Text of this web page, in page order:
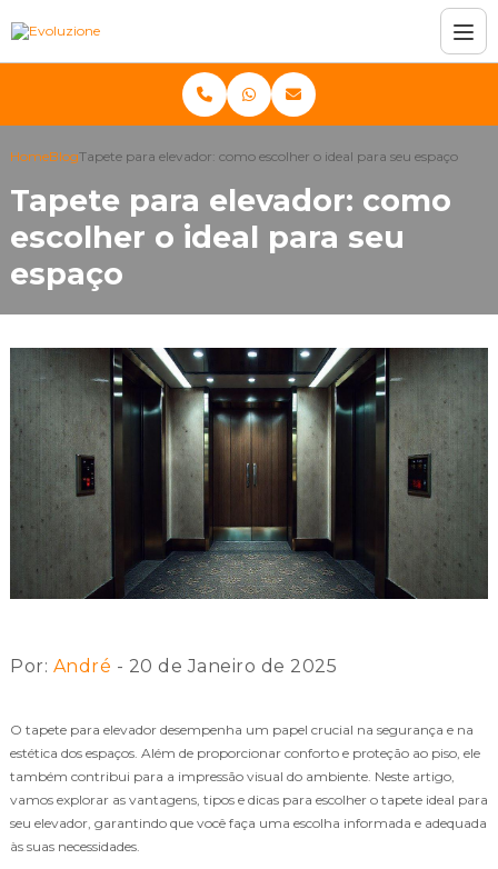
HomeBlogTapete para elevador: como escolher o ideal para seu espaço
Tapete para elevador: como
escolher o ideal para seu
espaço
Por: André - 20 de Janeiro de 2025
O tapete para elevador desempenha um papel crucial na segurança e na
estética dos espaços. Além de proporcionar conforto e proteção ao piso, ele
também contribui para a impressão visual do ambiente. Neste artigo,
vamos explorar as vantagens, tipos e dicas para escolher o tapete ideal para
seu elevador, garantindo que você faça uma escolha informada e adequada
às suas necessidades.